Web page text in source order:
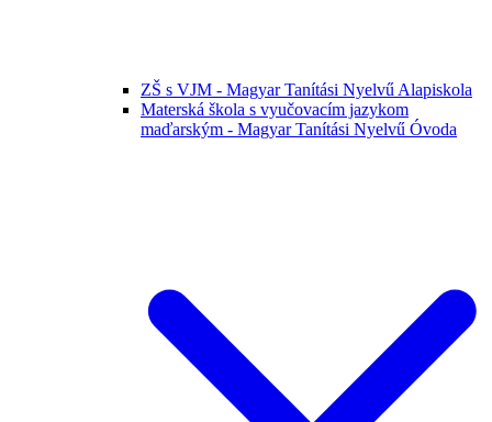
ZŠ s VJM - Magyar Tanítási Nyelvű Alapiskola
Materská škola s vyučovacím jazykom
maďarským - Magyar Tanítási Nyelvű Óvoda